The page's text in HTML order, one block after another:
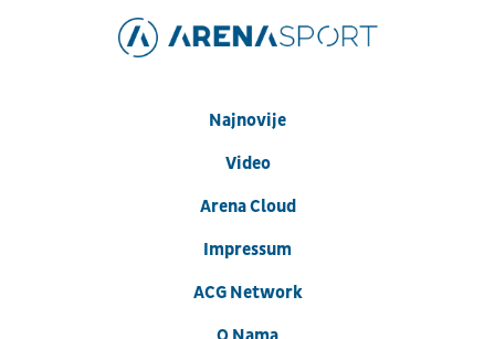
Najnovije
Video
Arena Cloud
Impressum
ACG Network